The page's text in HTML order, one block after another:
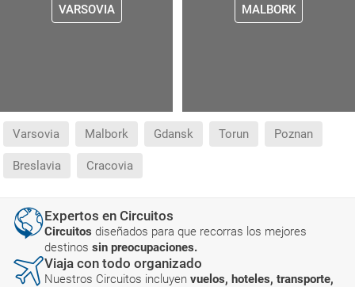
VARSOVIA MALBORK
Varsovia Malbork Gdansk Torun Poznan
Breslavia Cracovia
Expertos en Circuitos
Circuitos diseñados para que recorras los mejores
destinos sin preocupaciones.
Viaja con todo organizado
Nuestros Circuitos incluyen vuelos, hoteles, transporte,